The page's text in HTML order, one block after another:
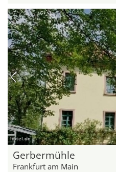
hotel.de
Gerbermühle
Frankfurt am Main